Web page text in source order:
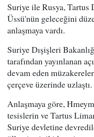
Suriye ile Rusya, Tartus
Üssü'nün geleceğini
anlaşmaya vardı.
Suriye Dışişleri
tarafından yayınlanan
devam eden
çerçeve üzerinde uzlaştı.
Anlaşmaya göre,
tesislerin ve Tartus
Suriye devletine